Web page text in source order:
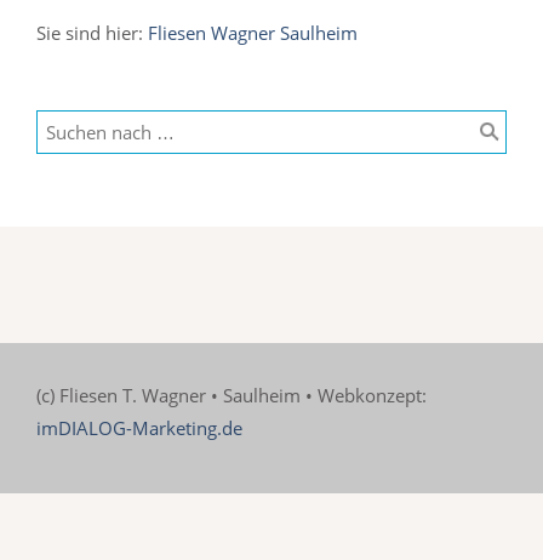
Sie sind hier: Fliesen Wagner Saulheim
(c) Fliesen T. Wagner • Saulheim • Webkonzept:
imDIALOG-Marketing.de